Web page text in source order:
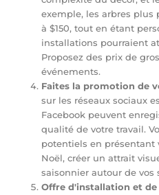
exemple, les arbres
à $150, tout en étant
installations pourraient
Proposez des prix de
événements.
Faites la promotion de
sur les réseaux sociaux
Facebook peuvent
qualité de votre travail.
potentiels en présentant
Noël, créer un attrait
saisonnier autour de vos
Offre d'installation et de